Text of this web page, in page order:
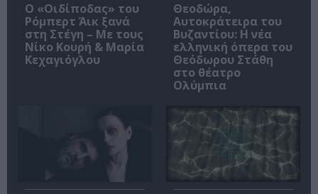
O «Οιδίποδας» του
Ρόμπερτ Άικ ξανά
στη Στέγη – Με τους
Νίκο Κουρή & Μαρία
Κεχαγιόγλου
Θεοδώρα,
Αυτοκράτειρα του
Βυζαντίου: Η νέα
ελληνική όπερα του
Θεόδωρου Στάθη
στο θέατρο
Ολύμπια